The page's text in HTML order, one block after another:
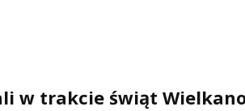
w trakcie świąt